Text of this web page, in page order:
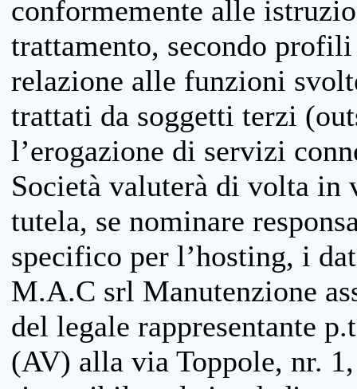
conformemente alle
trattamento, secondo
relazione alle funzioni
trattati da soggetti terzi
l’erogazione di servizi
Società valuterà di volta in
tutela, se nominare
specifico per l’hosting, i
M.A.C srl Manutenzione
del legale rappresentante
(AV) alla via Toppole, nr.